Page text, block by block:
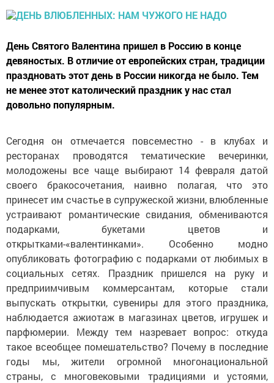
День Святого Валентина пришел в Россию в конце
девяностых. В отличие от европейских стран, традиции
праздновать этот день в России никогда не было. Тем
не менее этот католический праздник у нас стал
довольно популярным.
Сегодня он отмечается повсеместно - в клубах и
ресторанах проводятся тематические вечеринки,
молодожены все чаще выбирают 14 февраля датой
своего бракосочетания, наивно полагая, что это
принесет им счастье в супружеской жизни, влюбленные
устраивают романтические свидания, обмениваются
подарками, букетами цветов и
открытками-«валентинками». Особенно модно
опубликовать фотографию с подарками от любимых в
социальных сетях. Праздник пришелся на руку и
предприимчивым коммерсантам, которые стали
выпускать открытки, сувениры для этого праздника,
наблюдается ажиотаж в магазинах цветов, игрушек и
парфюмерии. Между тем назревает вопрос: откуда
такое всеобщее помешательство? Почему в последние
годы мы, жители огромной многонациональной
страны, с многовековыми традициями и устоями,